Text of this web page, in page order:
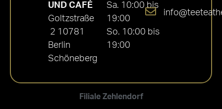
Filiale Zehlendorf
UND CAFÉ
Goltzstraße
2 10781
Berlin
Schöneberg
Sa. 10:00 bis
19:00
So. 10:00 bis
19:00